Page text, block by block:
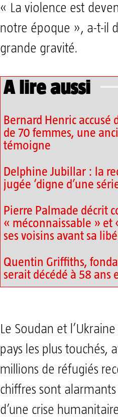
« La violence est
notre époque », a-t-il
grande gravité.
A lire aussi
Bernard Henric accusé
de 70 femmes, une
témoigne
Delphine Jubillar : la
jugée ‘digne d’une
Pierre Palmade décrit
« méconnaissable » et
ses voisins avant sa
Quentin Griffiths,
serait décédé à 58 ans
Le Soudan et
pays les plus touchés,
millions de réfugiés
chiffres sont
d’une crise